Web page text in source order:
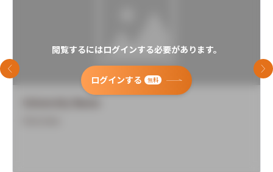
閲覧するにはログインする必要があります。
ログインする 無料
前のスライド 次